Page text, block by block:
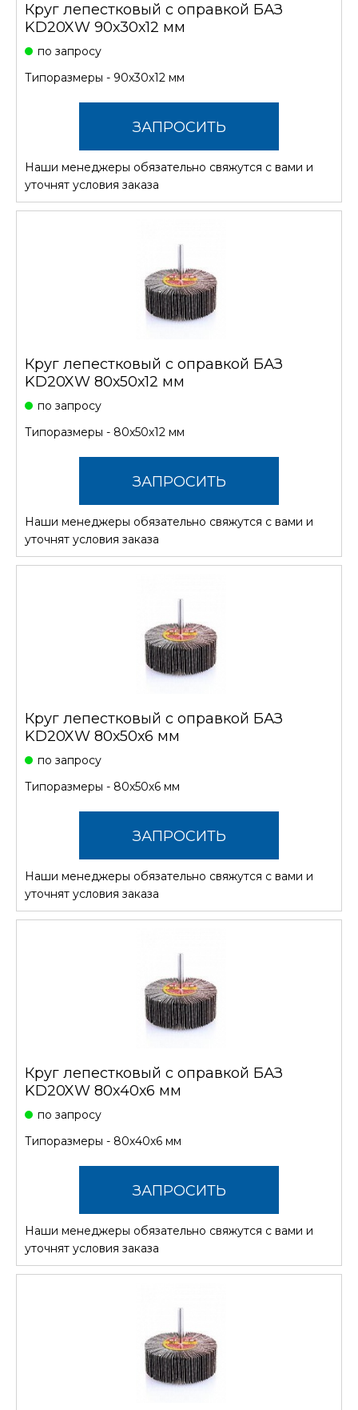
Круг лепестковый с оправкой БАЗ
KD20XW 90х30х12 мм
по запросу
Типоразмеры - 90х30х12 мм
ЗАПРОСИТЬ
СТОИМОСТЬ
Наши менеджеры обязательно свяжутся с вами и
уточнят условия заказа
Круг лепестковый с оправкой БАЗ
KD20XW 80х50х12 мм
по запросу
Типоразмеры - 80х50х12 мм
ЗАПРОСИТЬ
СТОИМОСТЬ
Наши менеджеры обязательно свяжутся с вами и
уточнят условия заказа
Круг лепестковый с оправкой БАЗ
KD20XW 80х50х6 мм
по запросу
Типоразмеры - 80х50х6 мм
ЗАПРОСИТЬ
СТОИМОСТЬ
Наши менеджеры обязательно свяжутся с вами и
уточнят условия заказа
Круг лепестковый с оправкой БАЗ
KD20XW 80х40х6 мм
по запросу
Типоразмеры - 80х40х6 мм
ЗАПРОСИТЬ
СТОИМОСТЬ
Наши менеджеры обязательно свяжутся с вами и
уточнят условия заказа